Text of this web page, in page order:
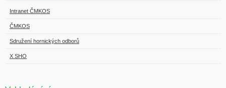
Intranet ČMKOS
ČMKOS
Sdružení hornických odborů
X SHO